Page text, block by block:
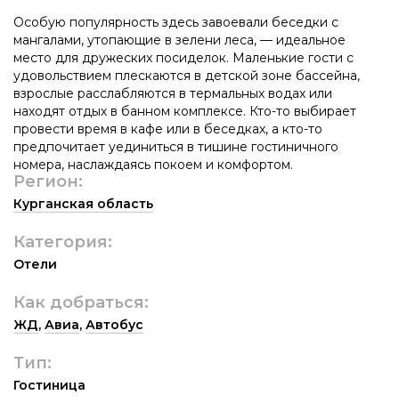
Особую популярность здесь завоевали беседки с
мангалами, утопающие в зелени леса, — идеальное
место для дружеских посиделок. Маленькие гости с
удовольствием плескаются в детской зоне бассейна,
взрослые расслабляются в термальных водах или
находят отдых в банном комплексе. Кто-то выбирает
провести время в кафе или в беседках, а кто-то
предпочитает уединиться в тишине гостиничного
номера, наслаждаясь покоем и комфортом.
Регион:
Курганская область
Категория:
Отели
Как добраться:
ЖД, Авиа, Автобус
Тип:
Гостиница